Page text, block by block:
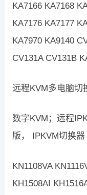
KA7166 KA7168
KA7176 KA7177
KA7970 KA9140
CV131A CV131B
远程KVM多电脑切
数字KVM；远程
版， IPKVM切换器
KN1108VA
KH1508AI